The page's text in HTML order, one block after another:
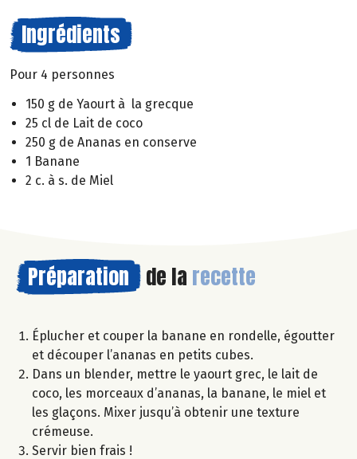
Ingrédients
Pour 4 personnes
150 g de Yaourt à la grecque
25 cl de Lait de coco
250 g de Ananas en conserve
1 Banane
2 c. à s. de Miel
Préparation de la recette
Éplucher et couper la banane en rondelle, égoutter
et découper l’ananas en petits cubes.
Dans un blender, mettre le yaourt grec, le lait de
coco, les morceaux d’ananas, la banane, le miel et
les glaçons. Mixer jusqu’à obtenir une texture
crémeuse.
Servir bien frais !